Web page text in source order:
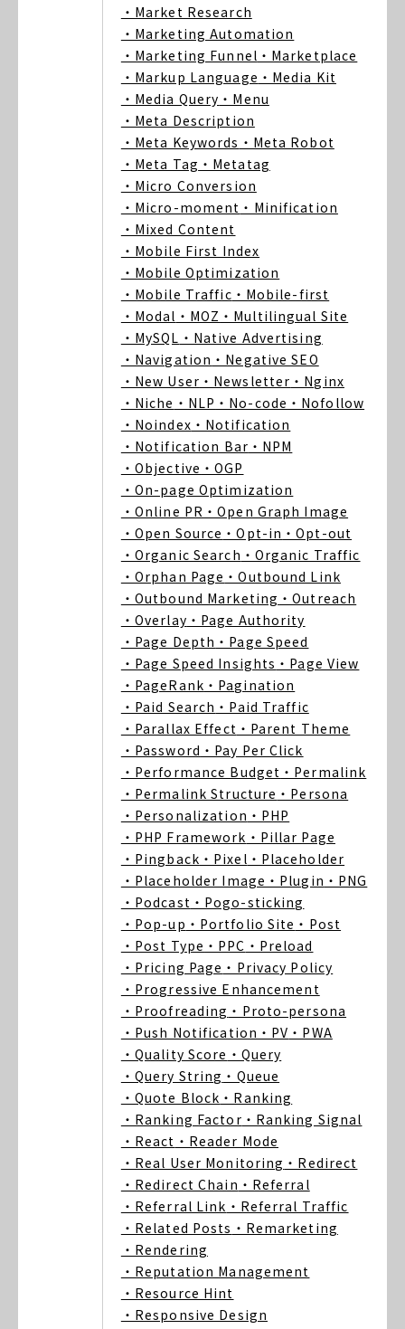
・Market Research
・Marketing Automation
・Marketing Funnel ・Marketplace
・Markup Language ・Media Kit
・Media Query ・Menu
・Meta Description
・Meta Keywords ・Meta Robot
・Meta Tag ・Metatag
・Micro Conversion
・Micro-moment ・Minification
・Mixed Content
・Mobile First Index
・Mobile Optimization
・Mobile Traffic ・Mobile-first
・Modal ・MOZ ・Multilingual Site
・MySQL ・Native Advertising
・Navigation ・Negative SEO
・New User ・Newsletter ・Nginx
・Niche ・NLP ・No-code ・Nofollow
・Noindex ・Notification
・Notification Bar ・NPM
・Objective ・OGP
・On-page Optimization
・Online PR ・Open Graph Image
・Open Source ・Opt-in ・Opt-out
・Organic Search ・Organic Traffic
・Orphan Page ・Outbound Link
・Outbound Marketing ・Outreach
・Overlay ・Page Authority
・Page Depth ・Page Speed
・Page Speed Insights ・Page View
・PageRank ・Pagination
・Paid Search ・Paid Traffic
・Parallax Effect ・Parent Theme
・Password ・Pay Per Click
・Performance Budget ・Permalink
・Permalink Structure ・Persona
・Personalization ・PHP
・PHP Framework ・Pillar Page
・Pingback ・Pixel ・Placeholder
・Placeholder Image ・Plugin ・PNG
・Podcast ・Pogo-sticking
・Pop-up ・Portfolio Site ・Post
・Post Type ・PPC ・Preload
・Pricing Page ・Privacy Policy
・Progressive Enhancement
・Proofreading ・Proto-persona
・Push Notification ・PV ・PWA
・Quality Score ・Query
・Query String ・Queue
・Quote Block ・Ranking
・Ranking Factor ・Ranking Signal
・React ・Reader Mode
・Real User Monitoring ・Redirect
・Redirect Chain ・Referral
・Referral Link ・Referral Traffic
・Related Posts ・Remarketing
・Rendering
・Reputation Management
・Resource Hint
・Responsive Design